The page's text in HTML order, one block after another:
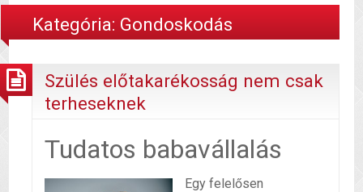
Kategória: Gondoskodás
Szülés előtakarékosság nem csak
terheseknek
Tudatos babavállalás
Egy felelősen